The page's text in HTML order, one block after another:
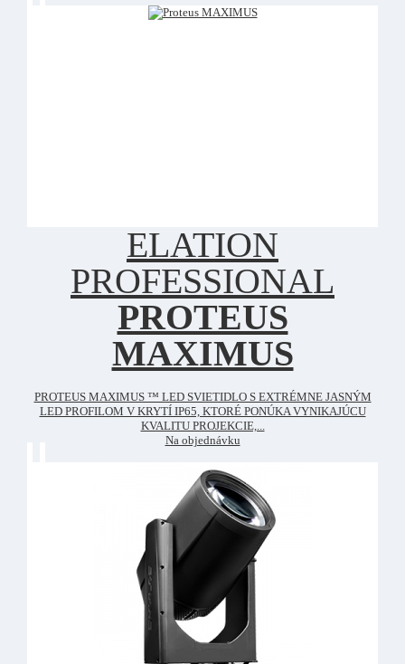
ELATION
PROFESSIONAL
PROTEUS
MAXIMUS
PROTEUS MAXIMUS ™ LED SVIETIDLO S EXTRÉMNE JASNÝM
LED PROFILOM V KRYTÍ IP65, KTORÉ PONÚKA VYNIKAJÚCU
KVALITU PROJEKCIE,...
Na objednávku